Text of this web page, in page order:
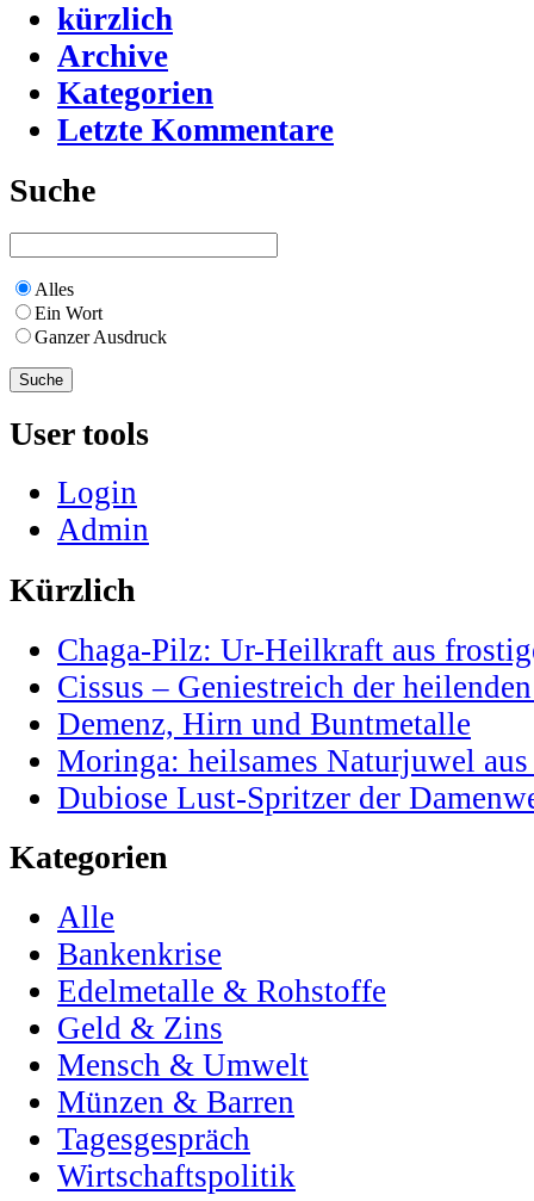
kürzlich
Archive
Kategorien
Letzte Kommentare
Suche
Alles
Ein Wort
Ganzer Ausdruck
User tools
Login
Admin
Kürzlich
Chaga-Pilz: Ur-Heilkraft aus
Cissus – Geniestreich der
Demenz, Hirn und Buntmetalle
Moringa: heilsames Naturjuwel
Dubiose Lust-Spritzer der
Kategorien
Alle
Bankenkrise
Edelmetalle & Rohstoffe
Geld & Zins
Mensch & Umwelt
Münzen & Barren
Tagesgespräch
Wirtschaftspolitik